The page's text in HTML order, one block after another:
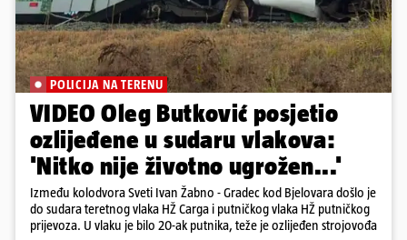
POLICIJA NA TERENU
VIDEO Oleg Butković posjetio
ozlijeđene u sudaru vlakova:
'Nitko nije životno ugrožen...'
Između kolodvora Sveti Ivan Žabno - Gradec kod Bjelovara došlo je
do sudara teretnog vlaka HŽ Carga i putničkog vlaka HŽ putničkog
prijevoza. U vlaku je bilo 20-ak putnika, teže je ozlijeđen strojovođa